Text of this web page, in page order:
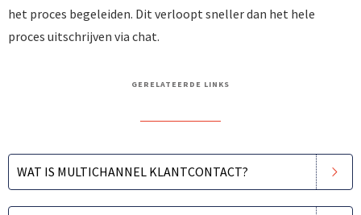
het proces begeleiden. Dit verloopt sneller dan het hele
proces uitschrijven via chat.
GERELATEERDE LINKS
WAT IS MULTICHANNEL KLANTCONTACT?